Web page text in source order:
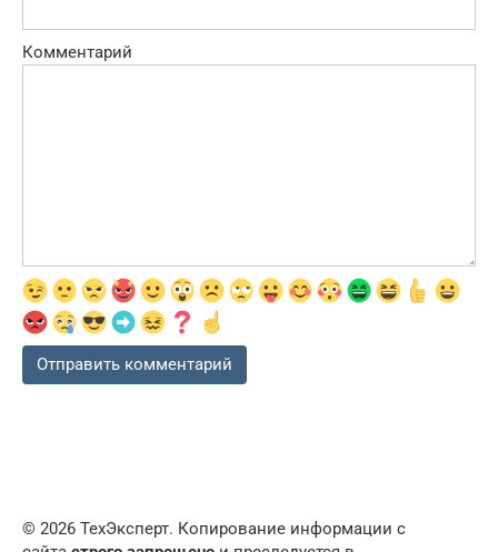
Комментарий
© 2026 ТехЭксперт. Копирование информации с